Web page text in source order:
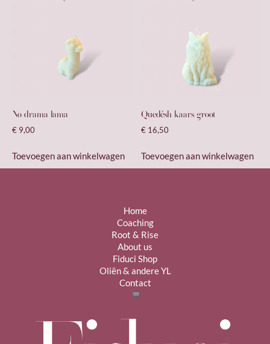
No drama lama
€ 9,00
Toevoegen aan winkelwagen
Quedésh kaars groot
€ 16,50
Toevoegen aan winkelwagen
Home
Coaching
Root & Rise
About us
Fiduci Shop
Oliën & andere YL
Contact